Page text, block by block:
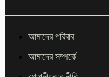
আমাদের পরিবার
আমাদের সম্পর্কে